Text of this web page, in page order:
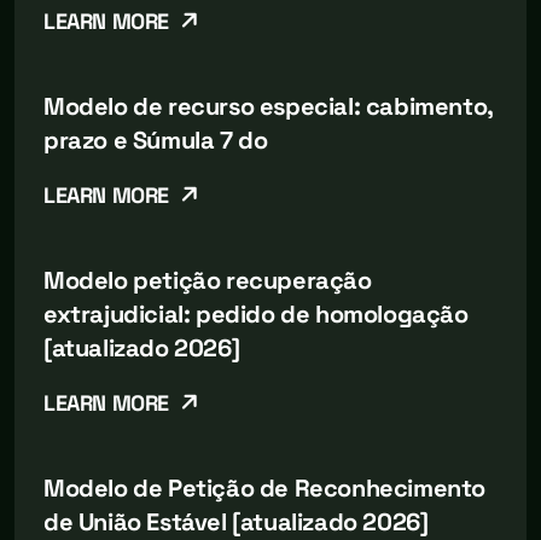
LEARN MORE
Modelo de recurso especial: cabimento,
prazo e Súmula 7 do
LEARN MORE
Modelo petição recuperação
extrajudicial: pedido de homologação
[atualizado 2026]
LEARN MORE
Modelo de Petição de Reconhecimento
de União Estável [atualizado 2026]